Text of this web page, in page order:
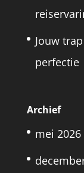
Jouw
perfectie
Archief
mei 2026